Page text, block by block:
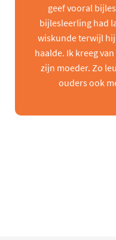
geef vooral
bijlesleerling had
wiskunde terwijl
haalde. Ik kreeg
zijn moeder. Zo
ouders ook